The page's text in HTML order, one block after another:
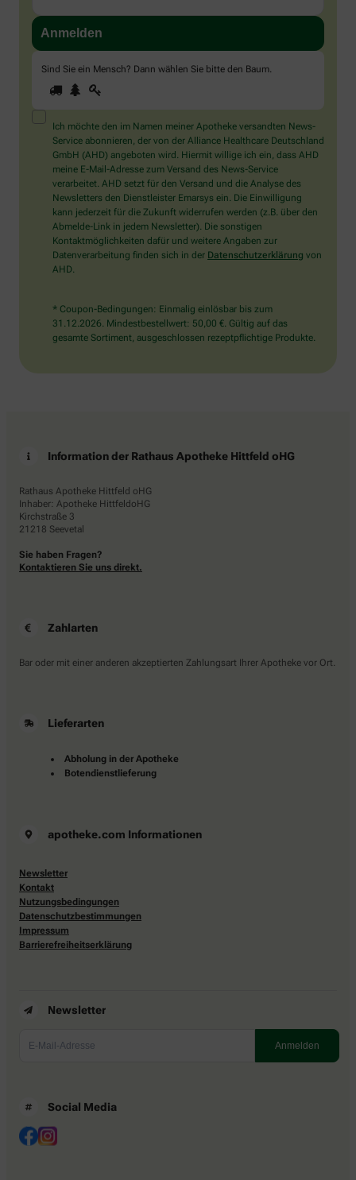
Sind Sie ein Mensch? Dann wählen Sie bitte den Baum.
Sind
Sie
ein
Mensch?
Dann
wählen
Sie
bitte
den
Baum.
1 2
Ich möchte den im Namen meiner Apotheke versandten News-
Service abonnieren, der von der Alliance Healthcare Deutschland
GmbH (AHD) angeboten wird. Hiermit willige ich ein, dass AHD
meine E-Mail-Adresse zum Versand des News-Service
verarbeitet. AHD setzt für den Versand und die Analyse des
Newsletters den Dienstleister Emarsys ein. Die Einwilligung
kann jederzeit für die Zukunft widerrufen werden (z.B. über den
Abmelde-Link in jedem Newsletter). Die sonstigen
Kontaktmöglichkeiten dafür und weitere Angaben zur
Datenverarbeitung finden sich in der Datenschutzerklärung von
AHD.
* Coupon-Bedingungen: Einmalig einlösbar bis zum
31.12.2026. Mindestbestellwert: 50,00 €. Gültig auf das
gesamte Sortiment, ausgeschlossen rezeptpflichtige Produkte.
Information der Rathaus Apotheke Hittfeld oHG
Rathaus Apotheke Hittfeld oHG
Inhaber: Apotheke HittfeldoHG
Kirchstraße 3
21218 Seevetal
Sie haben Fragen?
Kontaktieren Sie uns direkt.
Zahlarten
Bar oder mit einer anderen akzeptierten Zahlungsart Ihrer Apotheke vor Ort.
Lieferarten
Abholung in der Apotheke
Botendienstlieferung
apotheke.com Informationen
Newsletter
Kontakt
Nutzungsbedingungen
Datenschutzbestimmungen
Impressum
Barrierefreiheitserklärung
Newsletter
Social Media